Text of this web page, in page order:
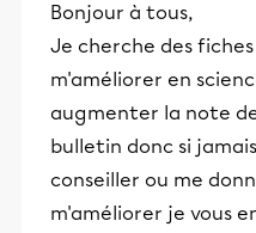
Bonjour à tous,
Je cherche des
m'améliorer en
augmenter la note
bulletin donc si
conseiller ou me
m'améliorer je vous